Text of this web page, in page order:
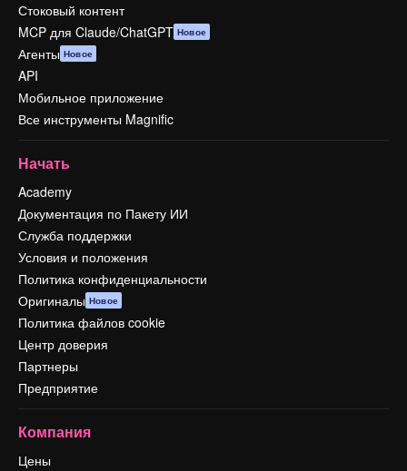
Стоковый контент
MCP для Claude/ChatGPT Новое
Агенты Новое
API
Мобильное приложение
Все инструменты Magnific
Начать
Academy
Документация по Пакету ИИ
Служба поддержки
Условия и положения
Политика конфиденциальности
Оригиналы Новое
Политика файлов cookie
Центр доверия
Партнеры
Предприятие
Компания
Цены